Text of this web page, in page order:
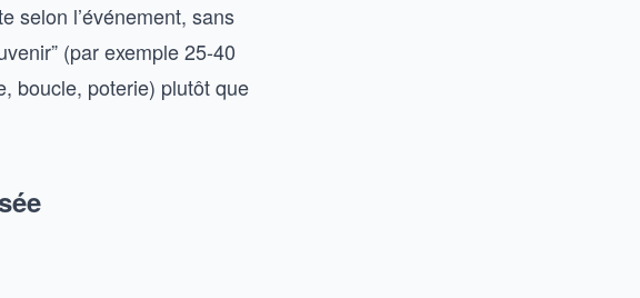
selon l’événement, sans
(par exemple 25-40
boucle, poterie) plutôt que